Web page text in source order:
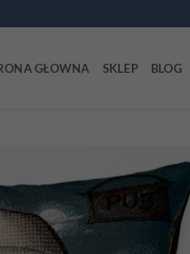
GŁOWNA SKLEP BLOG
Add to
wishlist